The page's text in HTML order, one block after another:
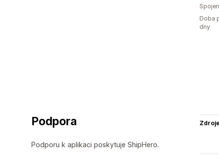
Doba
dny
Podpora
Podporu k aplikaci poskytuje ShipHero.
Zdroje